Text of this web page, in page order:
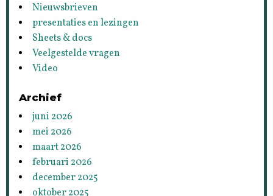
Nieuwsbrieven
presentaties en lezingen
Sheets & docs
Veelgestelde vragen
Video
Archief
juni 2026
mei 2026
maart 2026
februari 2026
december 2025
oktober 2025